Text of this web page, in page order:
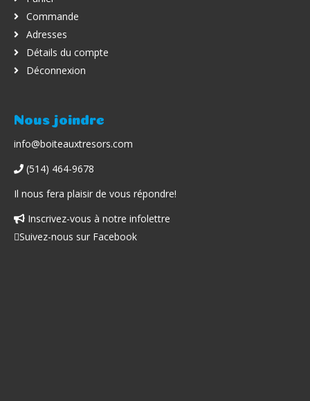
Commande
Adresses
Détails du compte
Déconnexion
Nous joindre
info@boiteauxtresors.com
(514) 464-9678
Il nous fera plaisir de vous répondre!
Inscrivez-vous à notre infolettre
Facebook
Suivez-nous sur Facebook